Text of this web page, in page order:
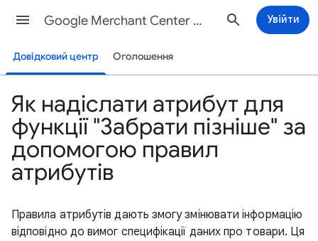
Google Merchant Center Довідка Увійти
Довідковий центр Оголошення
Як надіслати атрибут для
функції "Забрати пізніше" за
допомогою правил
атрибутів
Правила атрибутів дають змогу змінювати інформацію
відповідно до вимог специфікації даних про товари. Ця